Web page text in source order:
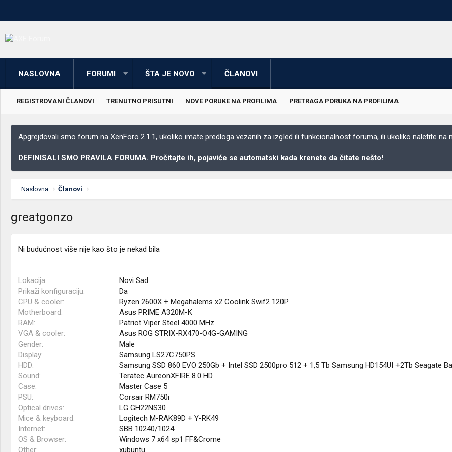
NASLOVNA FORUMI ŠTA JE NOVO ČLANOVI
REGISTROVANI ČLANOVI TRENUTNO PRISUTNI NOVE PORUKE NA PROFILIMA PRETRAGA PORUKA NA PROFILIMA
Apgrejdovali smo forum na XenForo 2.1.1, ukoliko imate predloga vezanih za izgled ili funkcionalnost foruma, ili ukoliko naletite na
DEFINISALI SMO PRAVILA FORUMA. Pročitajte ih, pojaviće se automatski kada krenete da čitate nešto!
Naslovna Članovi
greatgonzo
Ni budućnost više nije kao što je nekad bila
Lokacija
Novi Sad
Prikaži konfiguraciju
Da
CPU & cooler
Ryzen 2600X + Megahalems x2 Coolink Swif2 120P
Motherboard
Asus PRIME A320M-K
RAM
Patriot Viper Steel 4000 MHz
VGA & cooler
Asus ROG STRIX-RX470-O4G-GAMING
Gender
Male
Display
Samsung LS27C750PS
HDD
Samsung SSD 860 EVO 250Gb + Intel SSD 2500pro 512 + 1,5 Tb Samsung HD154UI +2Tb Seagate
Sound
Teratec AureonXFIRE 8.0 HD
Case
Master Case 5
PSU
Corsair RM750i
Optical drives
LG GH22NS30
Mice & keyboard
Logitech M-RAK89D + Y-RK49
Internet
SBB 10240/1024
OS & Browser
Windows 7 x64 sp1 FF&Crome
Other
xubuntu